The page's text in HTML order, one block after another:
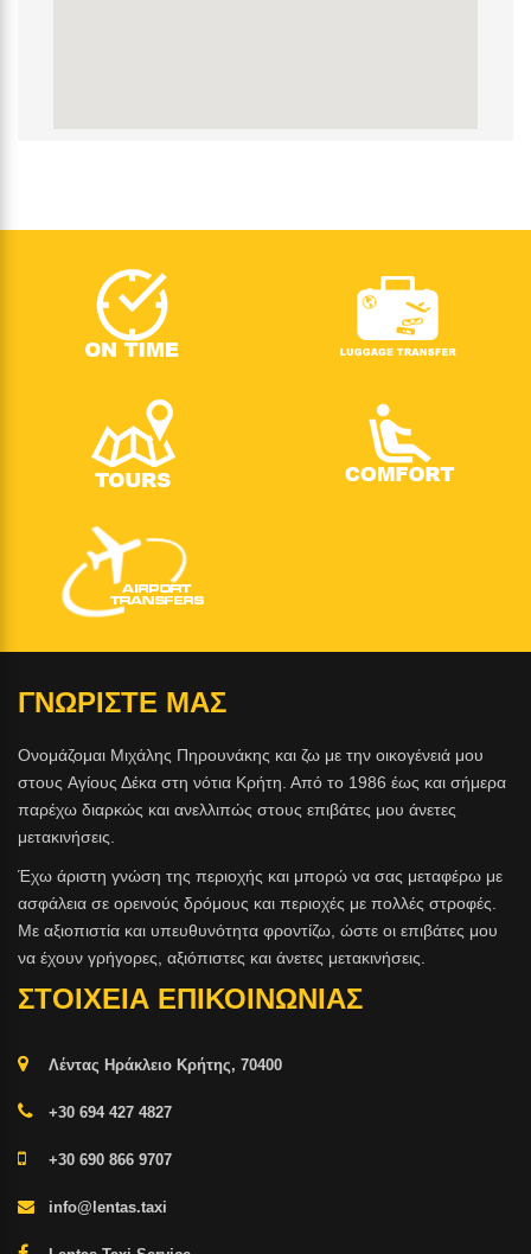
ΓΝΩΡΙΣΤΕ ΜΑΣ
Ονομάζομαι Μιχάλης Πηρουνάκης και ζω με την οικογένειά μου
στους Aγίους Δέκα στη νότια Κρήτη. Από το 1986 έως και σήμερα
παρέχω διαρκώς και ανελλιπώς στους επιβάτες μου άνετες
μετακινήσεις.
Έχω άριστη γνώση της περιοχής και μπορώ να σας μεταφέρω με
ασφάλεια σε ορεινούς δρόμους και περιοχές με πολλές στροφές.
Με αξιοπιστία και υπευθυνότητα φροντίζω, ώστε οι επιβάτες μου
να έχουν γρήγορες, αξιόπιστες και άνετες μετακινήσεις.
ΣΤΟΙΧΕΙΑ ΕΠΙΚΟΙΝΩΝΙΑΣ
Λέντας Ηράκλειο Κρήτης, 70400
+30 694 427 4827
+30 690 866 9707
info@lentas.taxi